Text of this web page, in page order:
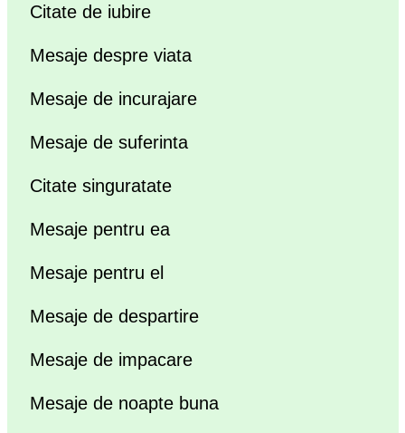
Citate de iubire
Mesaje despre viata
Mesaje de incurajare
Mesaje de suferinta
Citate singuratate
Mesaje pentru ea
Mesaje pentru el
Mesaje de despartire
Mesaje de impacare
Mesaje de noapte buna